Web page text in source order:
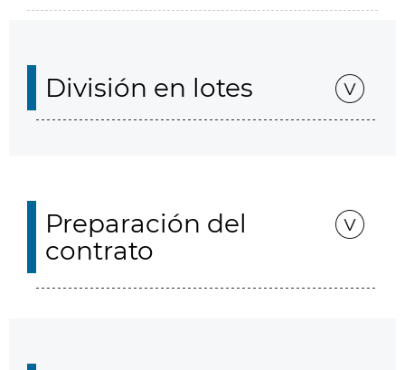
División en lotes
Preparación del
contrato